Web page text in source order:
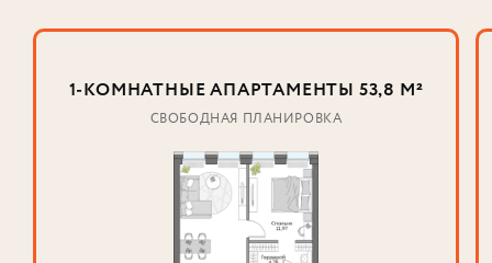
1-КОМНАТНЫЕ АПАРТАМЕНТЫ 53,8 М²
СВОБОДНАЯ ПЛАНИРОВКА